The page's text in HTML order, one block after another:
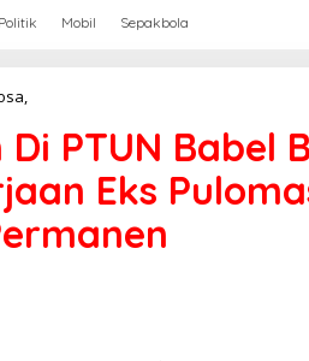
Mobil Sepakbola
r
s
i
d
a
n
PTUN Babel
Eks